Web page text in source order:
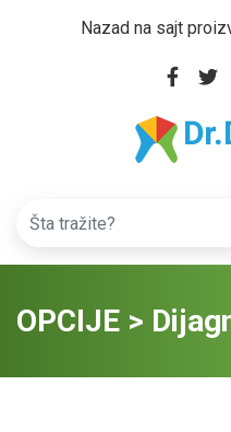
Nazad na sajt
OPCIJE >